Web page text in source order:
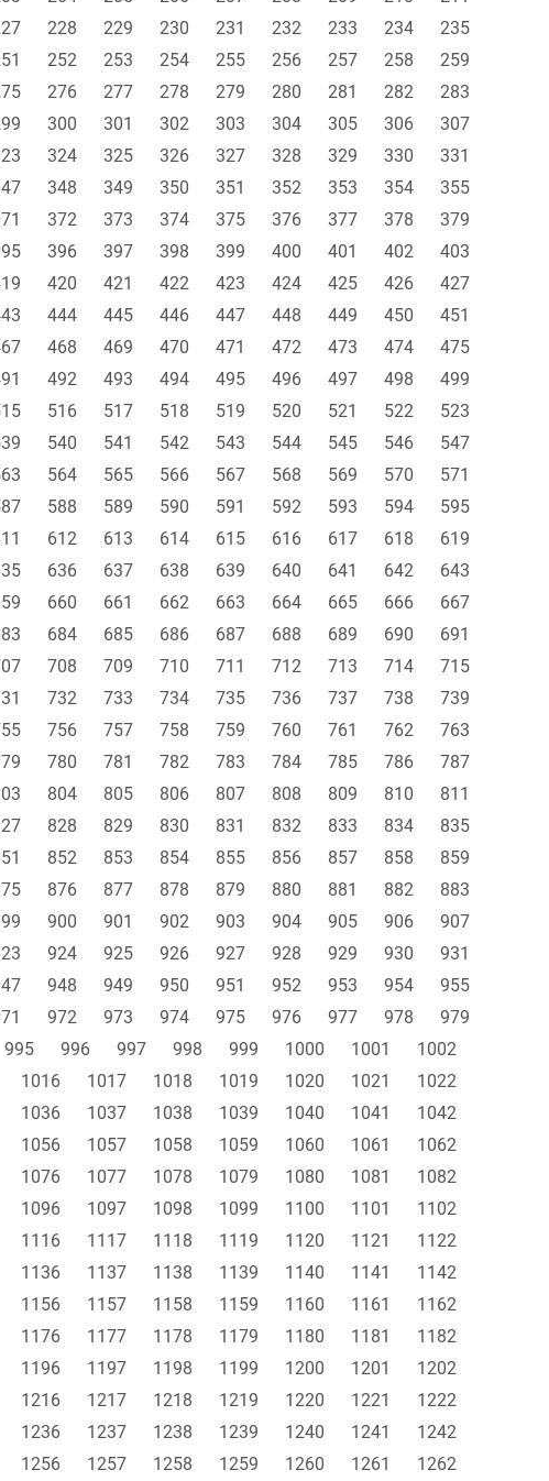
228 229 230 231 232 233 234
235
252 253 254 255 256 257 258
259
276 277 278 279 280 281 282
283
300 301 302 303 304 305 306
307
324 325 326 327 328 329 330
331
348 349 350 351 352 353 354
355
372 373 374 375 376 377 378
379
396 397 398 399 400 401 402
403
420 421 422 423 424 425 426
427
444 445 446 447 448 449 450
451
468 469 470 471 472 473 474
475
492 493 494 495 496 497 498
499
516 517 518 519 520 521 522
523
540 541 542 543 544 545 546
547
564 565 566 567 568 569 570
571
588 589 590 591 592 593 594
595
612 613 614 615 616 617 618
619
636 637 638 639 640 641 642
643
660 661 662 663 664 665 666
667
684 685 686 687 688 689 690
691
708 709 710 711 712 713 714
715
732 733 734 735 736 737 738
739
756 757 758 759 760 761 762
763
780 781 782 783 784 785 786
787
804 805 806 807 808 809 810
811
828 829 830 831 832 833 834
835
852 853 854 855 856 857 858
859
876 877 878 879 880 881 882
883
900 901 902 903 904 905 906
907
924 925 926 927 928 929 930
931
948 949 950 951 952 953 954
955
972 973 974 975 976 977 978
979
995 996 997 998 999 1000 1001
1002
1016 1017 1018 1019 1020 1021
1022
1036 1037 1038 1039 1040 1041
1042
1056 1057 1058 1059 1060 1061
1062
1076 1077 1078 1079 1080 1081
1082
1096 1097 1098 1099 1100 1101
1102
1116 1117 1118 1119 1120 1121
1122
1136 1137 1138 1139 1140 1141
1142
1156 1157 1158 1159 1160 1161
1162
1176 1177 1178 1179 1180 1181
1182
1196 1197 1198 1199 1200 1201
1202
1216 1217 1218 1219 1220 1221
1222
1236 1237 1238 1239 1240 1241
1242
1256 1257 1258 1259 1260 1261
1262